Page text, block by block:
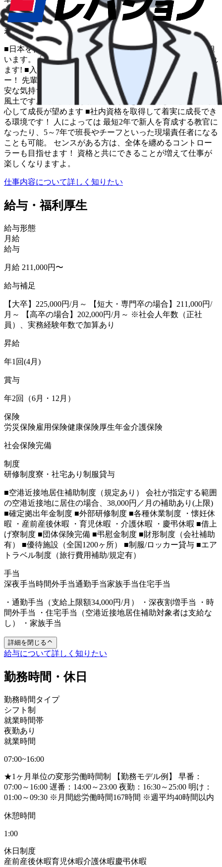
その他
仕事の特色
未経験OK
■日本を代表する空の玄関口・羽田空港で地上支援業務を担
います。「航空業界に入りたい」そんな夢を当社で叶えられ
ます! ■入社後も教官の資格を持つ先輩がイチからレクチャ
ー！ 先輩の9割が未経験からスタートしており、入社時の不
安な気持ちがよく分かるため、みんなで優しくフォローする
風土です。 最短1年で責任者の資格を取る人もいるので、安
心して成長が望めます ■社内資格を取得して着実に成長でき
る環境です！ 人によっては 最短2年で新人を育成する教官に
なったり、5～7年で班長やチーフといった現場責任者になる
ことも可能。 センスがある方は、全体を纏めるコントロー
ラーも目指せます！ 資格と共にできることが増えて仕事が
楽しくなりますよ。
仕事内容について詳しく知りたい
給与・福利厚生
給与形態
月給
給与
月給 211,000円〜
給与補足
【大卒】225,000円/月～ 【短大・専門卒の場合】211,000円/
月～ 【高卒の場合】202,000円/月～ ※社会人年数（正社
員）、実務経験年数で加算あり
昇給
年1回(4月)
賞与
年2回（6月・12月）
保険
労災保険雇用保険健康保険厚生年金介護保険
社会保険完備
制度
研修制度寮・社宅あり 制服貸与
■空港近接地居住補助制度（規定あり） 会社が指定する範囲
の空港近接地に居住の場合、38,000円／月の補助あり(上限)
■確定拠出年金制度 ■外部研修制度 ■各種休業制度 ・懐妊休
暇 ・産前産後休暇 ・育児休暇 ・介護休暇 ・慶弔休暇 ■借上
げ寮制度 ■団体保険完備 ■弔慰金制度 ■財形制度（会社補助
有） ■優待施設（全国1200ヶ所） ■制服/ロッカー貸与 ■エア
トラベル制度（旅行費用補助/規定有）
手当
深夜手当時間外手当通勤手当家族手当住宅手当
・通勤手当（支給上限額34,000円/月） ・深夜割増手当 ・時
間外手当 ・住宅手当（空港近接地居住補助対象者は支給な
し） ・家族手当
詳細を閉じる
給与について詳しく知りたい
勤務時間・休日
勤務時間タイプ
シフト制
就業時間帯
夜勤あり
就業時間
07:00~16:00
★1ヶ月単位の変形労働時間制 【勤務モデル例】 早番：
07:00～16:00 遅番：14:00～23:00 夜勤：16:30～25:00 明け：
01:00～09:30 ※月間総労働時間167時間 ※週平均40時間以内
休憩時間
1:00
休日制度
産前産後休暇育児休暇介護休暇慶弔休暇